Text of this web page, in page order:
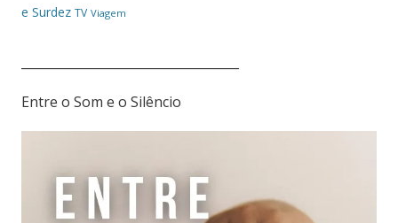
e Surdez TV Viagem
Entre o Som e o Silêncio